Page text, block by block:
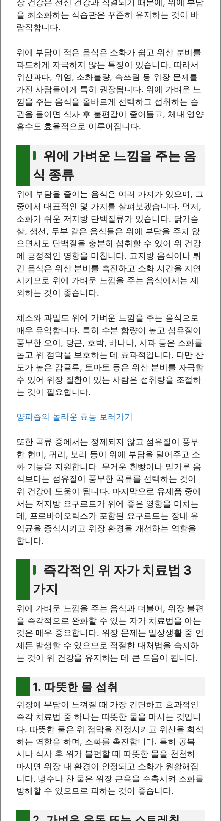
장 건강은 전신 건강과 직결되기 때문에, 위에 부담
을 최소화하는 식습관은 꾸준히 유지하는 것이 바
람직합니다.
위에 부담이 적은 음식은 소화가 쉽고 위산 분비를
과도하게 자극하지 않는 특징이 있습니다. 따라서
위산과다, 위염, 소화불량, 속쓰림 등 위장 문제를
가진 사람들에게 특히 권장됩니다. 위에 가벼운 느
낌을 주는 음식을 올바르게 선택하고 섭취하는 습
관을 들이면 식사 후 불편감이 줄어들고, 체내 영양
흡수도 효율적으로 이루어집니다.
위에 가벼운 느낌을 주는 음
식 종류
위에 부담을 줄이는 음식은 여러 가지가 있으며, 그
중에서 대표적인 몇 가지를 살펴보겠습니다. 먼저,
소화가 쉬운 저지방 단백질류가 있습니다. 닭가슴
살, 생선, 두부 같은 음식들은 위에 부담을 주지 않
으면서도 단백질을 충분히 섭취할 수 있어 위 건강
에 긍정적인 영향을 미칩니다. 고지방 음식이나 튀
긴 음식은 위산 분비를 촉진하고 소화 시간을 지연
시키므로 위에 가벼운 느낌을 주는 음식에서는 제
외하는 것이 좋습니다.
채소와 과일도 위에 가벼운 느낌을 주는 음식으로
매우 유익합니다. 특히 수분 함량이 높고 섬유질이
풍부한 오이, 당근, 호박, 바나나, 사과 등은 소화를
돕고 위 점막을 보호하는 데 효과적입니다. 다만 산
도가 높은 감귤류, 토마토 등은 위산 분비를 자극할
수 있어 위장 질환이 있는 사람은 섭취량을 조절하
는 것이 필요합니다.
양파즙의 놀라운 효능 보러가기
또한 곡류 중에서는 정제되지 않고 섬유질이 풍부
한 현미, 귀리, 보리 등이 위에 부담을 덜어주고 소
화 기능을 지원합니다. 무거운 흰빵이나 밀가루 음
식보다는 섬유질이 풍부한 곡류를 선택하는 것이
위 건강에 도움이 됩니다. 마지막으로 유제품 중에
서는 저지방 요구르트가 위에 좋은 영향을 미치는
데, 프로바이오틱스가 포함된 요구르트는 장내 유
익균을 증식시키고 위장 환경을 개선하는 역할을
합니다.
즉각적인 위 자가 치료법 3
가지
위에 가벼운 느낌을 주는 음식과 더불어, 위장 불편
을 즉각적으로 완화할 수 있는 자가 치료법을 아는
것은 매우 중요합니다. 위장 문제는 일상생활 중 언
제든 발생할 수 있으므로 적절한 대처법을 숙지하
는 것이 위 건강을 유지하는 데 큰 도움이 됩니다.
1. 따뜻한 물 섭취
위장에 부담이 느껴질 때 가장 간단하고 효과적인
즉각 치료법 중 하나는 따뜻한 물을 마시는 것입니
다. 따뜻한 물은 위 점막을 진정시키고 위산을 희석
하는 역할을 하며, 소화를 촉진합니다. 특히 공복
시나 식사 후 위가 불편할 때 따뜻한 물을 천천히
마시면 위장 내 환경이 안정되고 소화가 원활해집
니다. 냉수나 찬 물은 위장 근육을 수축시켜 소화를
방해할 수 있으므로 피하는 것이 좋습니다.